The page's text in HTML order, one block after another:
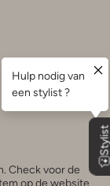
Check voor de
op de website